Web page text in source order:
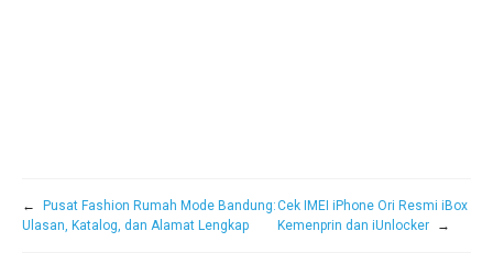
←
Pusat Fashion Rumah Mode Bandung:
Ulasan, Katalog, dan Alamat Lengkap
Cek IMEI iPhone Ori Resmi iBox
Kemenprin dan iUnlocker
→